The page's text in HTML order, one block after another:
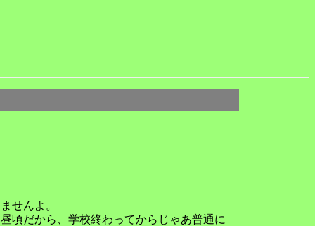
せんよ。
頃だから、学校終わってからじゃあ普通に